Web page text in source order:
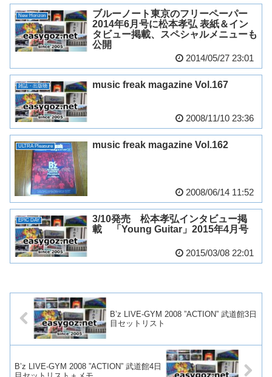
New Horizon
ブルーノート東京のフリーペーパー
2014年6月号に松本孝弘 表紙＆イン
タビュー掲載、スペシャルメニューも
公開
2014/05/27 23:01
雑誌・出版物 music freak magazine Vol.167
2008/11/10 23:36
ULTRA Pleasure music freak magazine Vol.162
2008/06/14 11:52
EPIC DAY
3/10発売 松本孝弘インタビュー掲
載 「Young Guitar」2015年4月号
2015/03/08 22:01
B’z LIVE-GYM 2008 ”ACTION” 武道館3日
目セットリスト
B’z LIVE-GYM 2008 ”ACTION” 武道館4日